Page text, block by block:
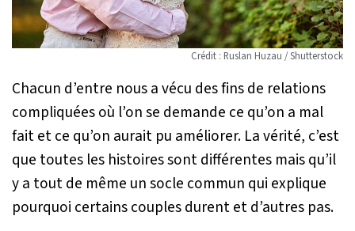
Crédit : Ruslan Huzau / Shutterstock
Chacun d’entre nous a vécu des fins de relations
compliquées où l’on se demande ce qu’on a mal
fait et ce qu’on aurait pu améliorer. La vérité, c’est
que toutes les histoires sont différentes mais qu’il
y a tout de même un socle commun qui explique
pourquoi certains couples durent et d’autres pas.